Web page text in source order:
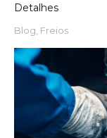
Detalhes
Blog Freios